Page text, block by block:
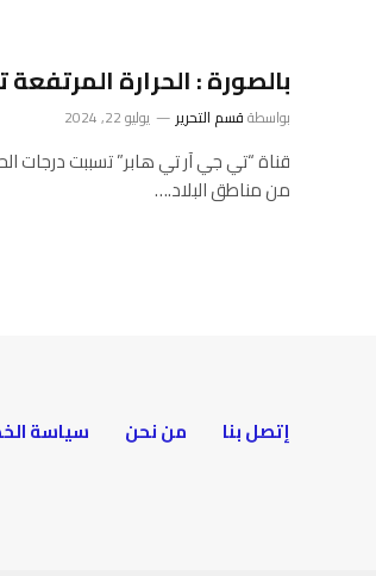
بالصورة : الحرارة
بواسطةقسم التحرير يوليو 22, 2024
قناة “تي جي آر تي هابر” تسببت درجات
من مناطق البلاد.…
إتصل بنا من نحن سياسة